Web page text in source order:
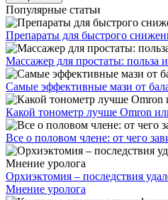
Популярные статьи
Препараты для быстрого
Массажер для простаты: польза
Самые эффективные мази от
Какой тонометр лучше Omron
Все о половом члене: от чего
Орхиэктомия – последствия
Мнение уролога